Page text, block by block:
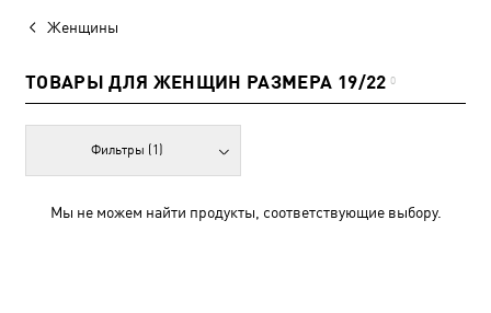
Женщины
ТОВАРЫ ДЛЯ ЖЕНЩИН РАЗМЕРА 19/22 0
Фильтры (1)
Мы не можем найти продукты, соответствующие выбору.